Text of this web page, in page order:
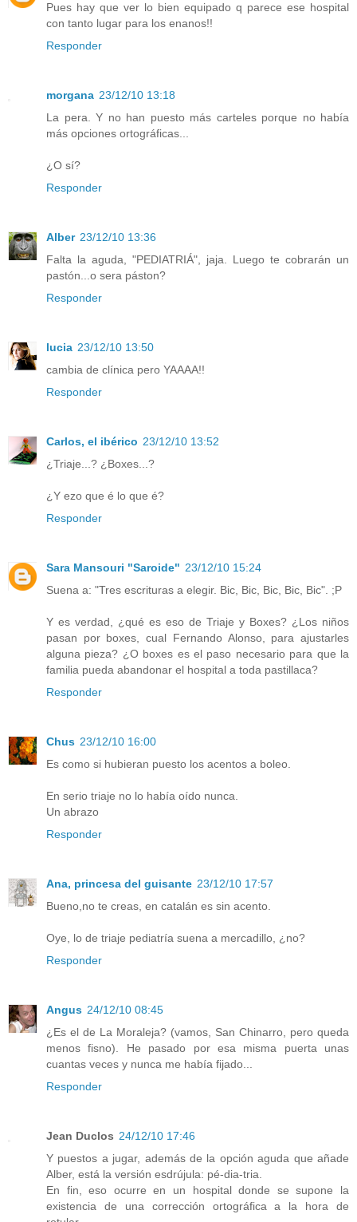
Pues hay que ver lo bien equipado q parece ese hospital
con tanto lugar para los enanos!!
Responder
morgana 23/12/10 13:18
La pera. Y no han puesto más carteles porque no había
más opciones ortográficas...
¿O sí?
Responder
Alber 23/12/10 13:36
Falta la aguda, "PEDIATRIÁ", jaja. Luego te cobrarán un
pastón...o sera páston?
Responder
lucia 23/12/10 13:50
cambia de clínica pero YAAAA!!
Responder
Carlos, el ibérico 23/12/10 13:52
¿Triaje...? ¿Boxes...?
¿Y ezo que é lo que é?
Responder
Sara Mansouri "Saroide" 23/12/10 15:24
Suena a: "Tres escrituras a elegir. Bic, Bic, Bic, Bic, Bic". ;P
Y es verdad, ¿qué es eso de Triaje y Boxes? ¿Los niños
pasan por boxes, cual Fernando Alonso, para ajustarles
alguna pieza? ¿O boxes es el paso necesario para que la
familia pueda abandonar el hospital a toda pastillaca?
Responder
Chus 23/12/10 16:00
Es como si hubieran puesto los acentos a boleo.
En serio triaje no lo había oído nunca.
Un abrazo
Responder
Ana, princesa del guisante 23/12/10 17:57
Bueno,no te creas, en catalán es sin acento.
Oye, lo de triaje pediatría suena a mercadillo, ¿no?
Responder
Angus 24/12/10 08:45
¿Es el de La Moraleja? (vamos, San Chinarro, pero queda
menos fisno). He pasado por esa misma puerta unas
cuantas veces y nunca me había fijado...
Responder
Jean Duclos 24/12/10 17:46
Y puestos a jugar, además de la opción aguda que añade
Alber, está la versión esdrújula: pé-dia-tria.
En fin, eso ocurre en un hospital donde se supone la
existencia de una corrección ortográfica a la hora de